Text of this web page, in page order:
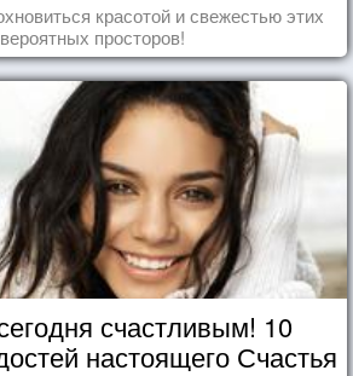
красотой и свежестью этих
просторов!
счастливым! 10
настоящего Счастья